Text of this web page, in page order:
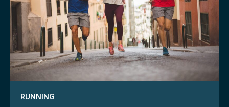
RUNNING